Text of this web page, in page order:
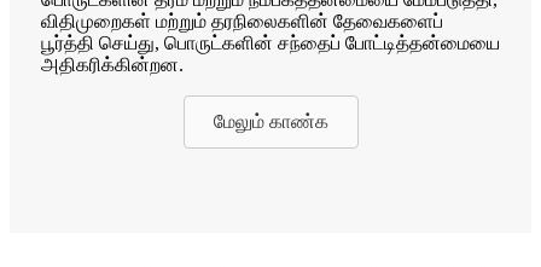
விதிமுறைகள் மற்றும் தரநிலைகளின் தேவைகளைப்
பூர்த்தி செய்து, பொருட்களின் சந்தைப் போட்டித்தன்மையை
அதிகரிக்கின்றன.
மேலும் காண்க